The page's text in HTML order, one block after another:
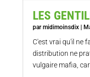
LES
par midimoinsdix|
C'est vrai qu'il ne
distribution ne
vulgaire mafia, car